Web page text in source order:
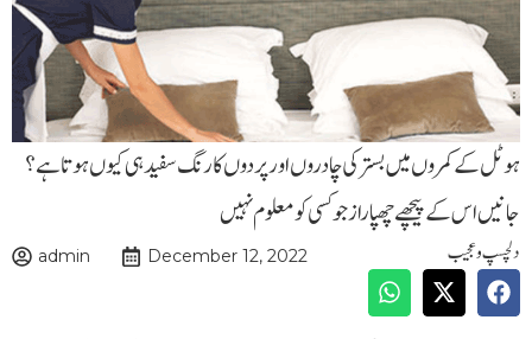
ہوٹل کے کمروں میں بستر کی چادروں اور پردوں کا رنگ سفید ہی کیوں ہوتا ہے؟
جانیں اس کے پیچھے چھپا راز جو کسی کو معلوم نہیں
دلچسپ و عجیب admin December 12, 2022